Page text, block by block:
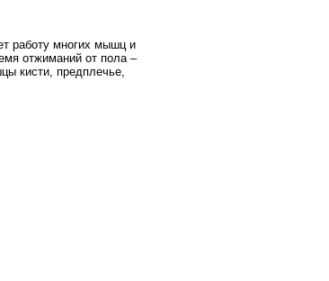
работу многих мышц и
отжиманий от пола –
кисти, предплечье,